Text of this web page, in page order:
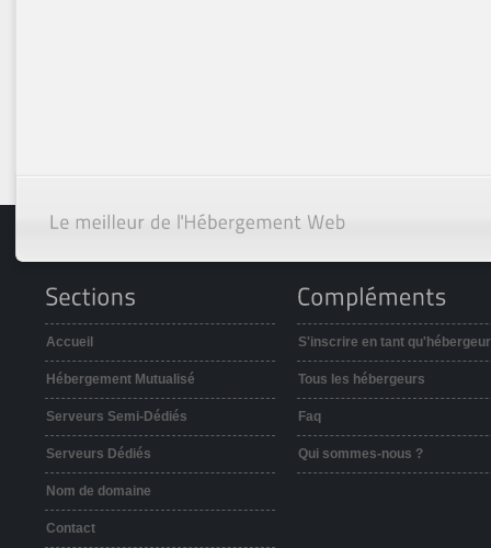
Accueil
Hébergement Mutualisé
Serveurs Semi-Dédiés
Serveurs Dédiés
Nom de domaine
Contact
S'inscrire en tant qu'hébergeur
Tous les hébergeurs
Faq
Qui sommes-nous ?